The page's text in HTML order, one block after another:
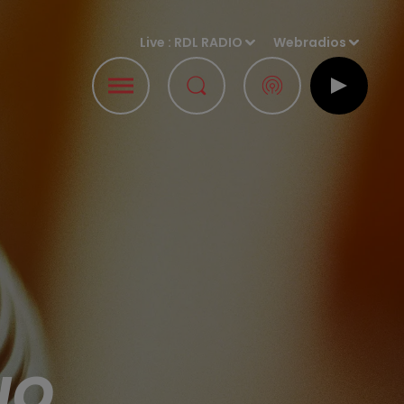
Live : RDL RADIO Webradios